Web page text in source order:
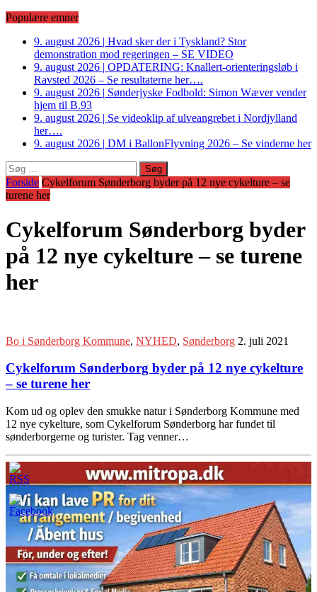
Populære emner
9. august 2026 | Hvad sker der i Tyskland? Stor
demonstration mod regeringen – SE VIDEO
9. august 2026 | OPDATERING: Knallert-orienteringsløb i
Ravsted 2026 – Se resultaterne her….
9. august 2026 | Sønderjyske Fodbold: Simon Wæver vender
hjem til B.93
9. august 2026 | Se videoklip af ulveangrebet i Nordjylland
her….
9. august 2026 | DM i BallonFlyvning 2026 – Se vinderne her
Søg
efter:
Forside Cykelforum Sønderborg byder på 12 nye cykelture – se
turene her
Cykelforum Sønderborg byder
på 12 nye cykelture – se turene
her
Bo i Sønderborg Kommune, NYHED, Sønderborg 2. juli 2021
Cykelforum Sønderborg byder på 12 nye cykelture
– se turene her
Kom ud og oplev den smukke natur i Sønderborg Kommune med
12 nye cykelture, som Cykelforum Sønderborg har fundet til
sønderborgerne og turister. Tag venner…